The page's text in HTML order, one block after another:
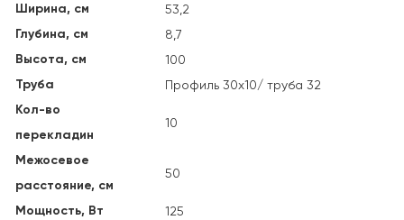
Ширина, см 53,2
Глубина, см 8,7
Высота, см 100
Труба Профиль 30х10/ труба 32
Кол-во
перекладин
10
Межосевое
расстояние, см
50
Мощность, Вт 125